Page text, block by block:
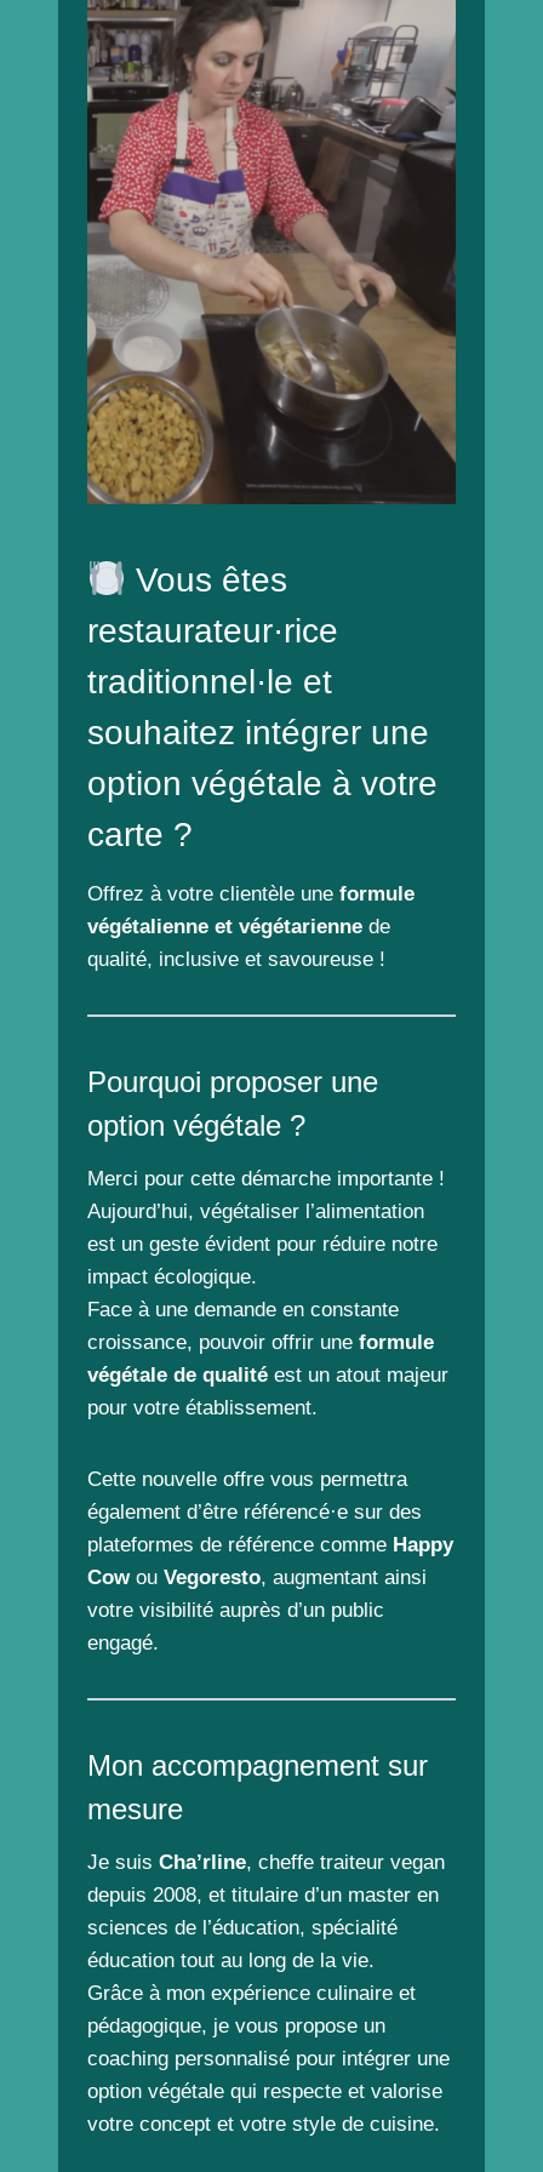
Vous êtes
restaurateur·rice
traditionnel·le et
souhaitez intégrer une
option végétale à votre
carte ?
Offrez à votre clientèle une formule
végétalienne et végétarienne de
qualité, inclusive et savoureuse !
Pourquoi proposer une
option végétale ?
Merci pour cette démarche importante !
Aujourd’hui, végétaliser l’alimentation
est un geste évident pour réduire notre
impact écologique.
Face à une demande en constante
croissance, pouvoir offrir une formule
végétale de qualité est un atout majeur
pour votre établissement.
Cette nouvelle offre vous permettra
également d’être référencé·e sur des
plateformes de référence comme Happy
Cowou Vegoresto, augmentant ainsi
votre visibilité auprès d’un public
engagé.
Mon accompagnement sur
mesure
Je suis Cha’rline, cheffe traiteur vegan
depuis 2008, et titulaire d’un master en
sciences de l’éducation, spécialité
éducation tout au long de la vie.
Grâce à mon expérience culinaire et
pédagogique, je vous propose un
coaching personnalisé pour intégrer une
option végétale qui respecte et valorise
votre concept et votre style de cuisine.